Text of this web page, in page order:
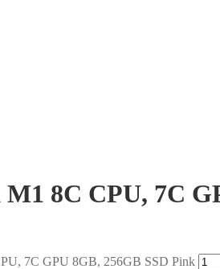
8C CPU, 7C
7C GPU 8GB, 256GB SSD Pink